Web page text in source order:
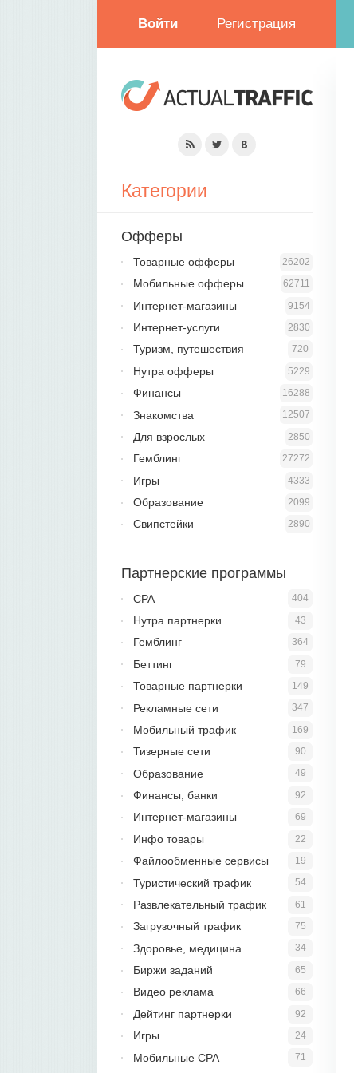
Войти Регистрация
Категории
Офферы
26202
Товарные офферы
62711
Мобильные офферы
9154
Интернет-магазины
2830
Интернет-услуги
720
Туризм, путешествия
5229
Нутра офферы
16288
Финансы
12507
Знакомства
2850
Для взрослых
27272
Гемблинг
4333
Игры
2099
Образование
2890
Свипстейки
Партнерские программы
404
CPA
43
Нутра партнерки
364
Гемблинг
79
Беттинг
149
Товарные партнерки
347
Рекламные сети
169
Мобильный трафик
90
Тизерные сети
49
Образование
92
Финансы, банки
69
Интернет-магазины
22
Инфо товары
19
Файлообменные сервисы
54
Туристический трафик
61
Развлекательный трафик
75
Загрузочный трафик
34
Здоровье, медицина
65
Биржи заданий
66
Видео реклама
92
Дейтинг партнерки
24
Игры
71
Мобильные CPA